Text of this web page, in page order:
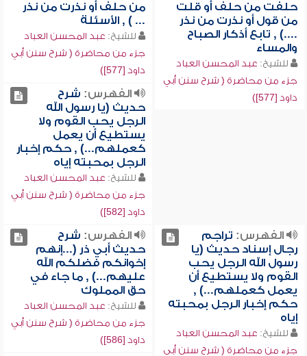
حلفت من حلف أو قلت
من قول أو نذرت من نذر
....) , تابع أذكار الصباح
والمساء
للشيخ: عبد المحسن العباد
جزء من محاضرة ( شرح سنن أبي
داود [577])
من حلف أو نذرت من نذر
... ) , الأسئلة
للشيخ: عبد المحسن العباد
جزء من محاضرة ( شرح سنن أبي
داود [577])
الفهرس: شرح
حديث (يا رسول الله
الرجل يحب القوم ولا
يستطيع أن يعمل
كعملهم...) , حكم إخبار
الرجل بمحبته إياه
للشيخ: عبد المحسن العباد
جزء من محاضرة ( شرح سنن أبي
داود [582])
الفهرس: تراجم
رجال إسناد حديث (يا
رسول الله الرجل يحب
القوم ولا يستطيع أن
يعمل كعملهم...) ,
حكم إخبار الرجل بمحبته
إياه
للشيخ: عبد المحسن العباد
جزء من محاضرة ( شرح سنن أبي
الفهرس: شرح
حديث أبي ذر (...إنهم
إخوانكم فضلكم الله
عليهم...) , ما جاء في
حق المملوك
للشيخ: عبد المحسن العباد
جزء من محاضرة ( شرح سنن أبي
داود [586])